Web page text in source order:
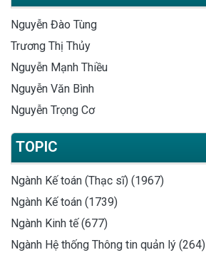
Nguyễn Đào Tùng
Trương Thị Thủy
Nguyễn Mạnh Thiều
Nguyễn Văn Bình
Nguyễn Trọng Cơ
TOPIC
Ngành Kế toán (Thạc sĩ) (1967)
Ngành Kế toán (1739)
Ngành Kinh tế (677)
Ngành Hệ thống Thông tin quản lý (264)